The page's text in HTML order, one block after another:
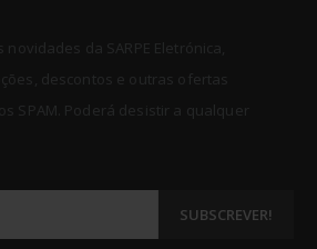
da SARPE Eletrónica,
descontos e outras ofertas
SPAM. Poderá desistir a qualquer